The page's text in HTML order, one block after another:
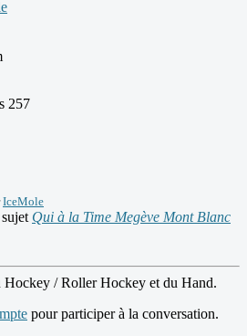
257
IceMole
Qui à la Time Megève Mont Blanc
/ Roller Hockey et du Hand.
pour participer à la conversation.